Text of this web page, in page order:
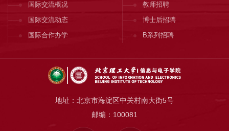
国际交流概况
国际交流动态
国际合作办学
教师招聘
博士后招聘
B系列招聘
地址：北京市海淀区中关村南大街5号
邮编：100081